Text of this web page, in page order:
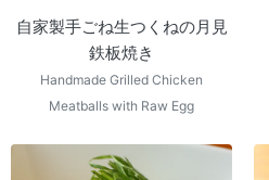
自家製手ごね生つくねの月見
鉄板焼き
Handmade Grilled Chicken
Meatballs with Raw Egg